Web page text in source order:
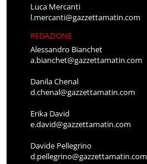
Luca Mercanti
l.mercanti@gazzettamatin.com
REDAZIONE
Alessandro Bianchet
a.bianchet@gazzettamatin.com
Danila Chenal
d.chenal@gazzettamatin.com
Erika David
e.david@gazzettamatin.com
Davide Pellegrino
d.pellegrino@gazzettamatin.com